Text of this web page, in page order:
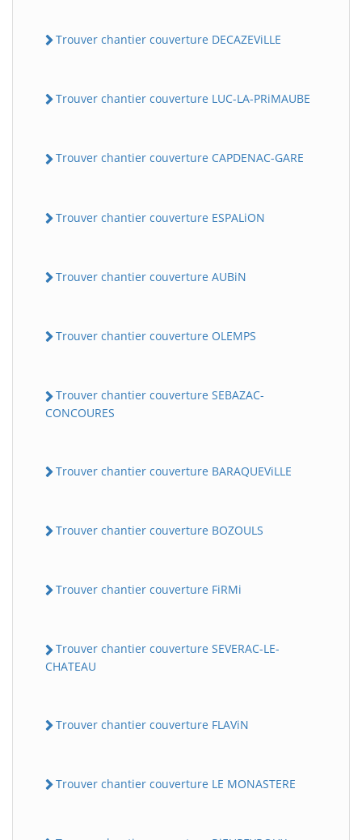
Trouver chantier couverture DECAZEViLLE
Trouver chantier couverture LUC-LA-PRiMAUBE
Trouver chantier couverture CAPDENAC-GARE
Trouver chantier couverture ESPALiON
Trouver chantier couverture AUBiN
Trouver chantier couverture OLEMPS
Trouver chantier couverture SEBAZAC-
CONCOURES
Trouver chantier couverture BARAQUEViLLE
Trouver chantier couverture BOZOULS
Trouver chantier couverture FiRMi
Trouver chantier couverture SEVERAC-LE-
CHATEAU
Trouver chantier couverture FLAViN
Trouver chantier couverture LE MONASTERE